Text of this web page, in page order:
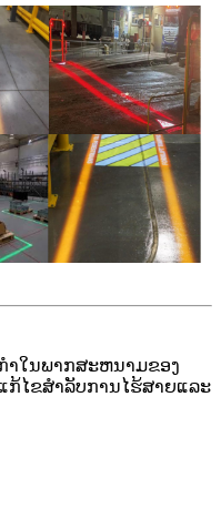
າໃນພາກສະຫນາມຂອງ
ກ້ໄຂສໍາລັບການໄຮ້ສາຍແລະ